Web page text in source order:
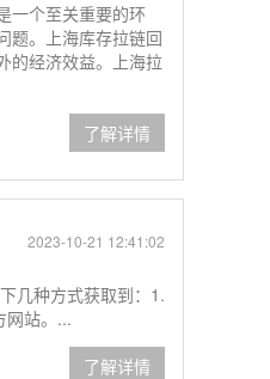
一个至关重要的环
题。上海库存拉链回
的经济效益。上海拉
了解详情
2023-10-21 12:41:02
几种方式获取到：1.
网站。...
了解详情